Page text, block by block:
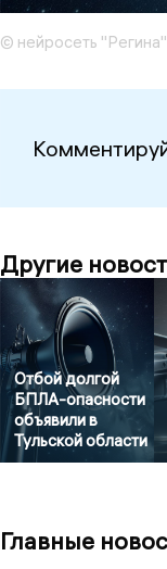
© нейросеть "Регина"
Другие
Отбой долгой
БПЛА-опасности
объявили в
Тульской области
Главные